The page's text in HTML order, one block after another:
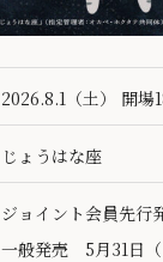
2026.8.1（土） 開
じょうはな座
ジョイント会員先行
一般発売 5月31日（